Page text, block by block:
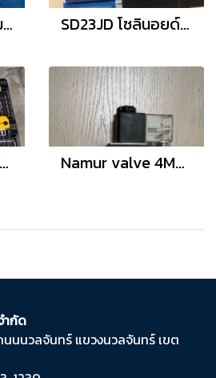
ปรับอัตรการไหลลม RE Series SD23JD โซลินอยด์วาล์ว (solenoid valve) 3/2"
(SIRCA + kitz butterfly valve dj series aluminum body) (Motorized valve + Ball valve UPVC) Namur valve 4M310-08 24VDC
ำกัด
นน​นวลจันทร์​ แขวง​นวลจันทร์​ เขต​